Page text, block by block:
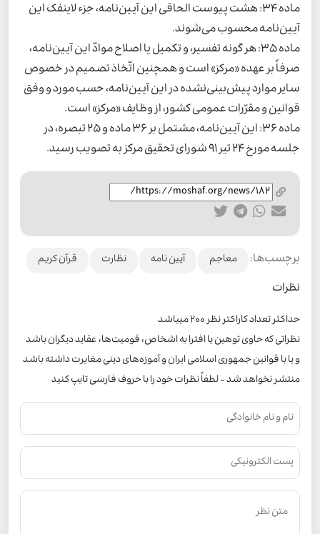
ماده 34: هشت پیوست الحاقی این آیین‌نامه، جزء لاینفک این
آیین‌نامه محسوب می‌شوند.
ماده 35: هر گونه تفسیر، و تکمیل یا اصلاح موادّ این آیین‌نامه،
صرفاً بر عهده «مرکز» است و همچنین اتّخاذ تصمیم در خصوص
سایر موارد پیش‌بینی‌نشده در این آیین‌نامه، حسب مورد و وفق
قوانین و مقرّرات عمومی کشور، از وظایف «مرکز» است.
ماده 36: این آیین‌نامه، مشتمل بر 36 ماده و 25 تبصره، در
جلسه مورخ 24 تیر 91 شورای تحقیق مرکز به تصویب رسید.
برچسب‌ها: معاجم آیین نامه نظارت قرآن کریم
نظرات
حداکثر تعداد کاراکتر نظر 200 ميياشد
نظراتی که حاوی توهین یا افترا به اشخاص، قومیت‌ها، عقاید دیگران باشد
و یا با قوانین جمهوری اسلامی ایران و آموزه‌های دینی مغایرت داشته باشد
منتشر نخواهد شد - لطفاً نظرات خود را با حروف فارسی تایپ کنید